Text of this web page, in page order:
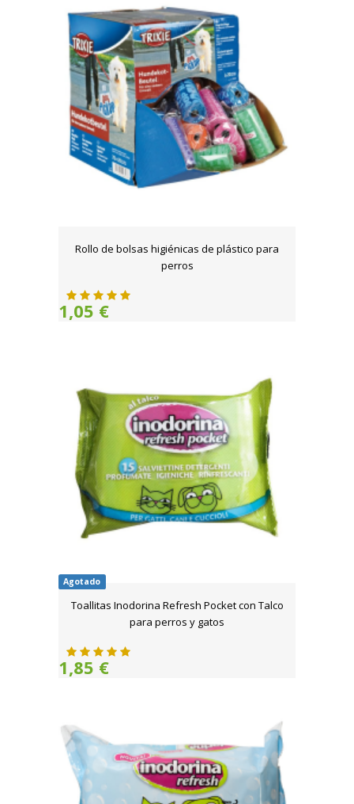
Rollo de bolsas higiénicas de plástico para
perros
1,05 €
Agotado
Toallitas Inodorina Refresh Pocket con Talco
para perros y gatos
1,85 €